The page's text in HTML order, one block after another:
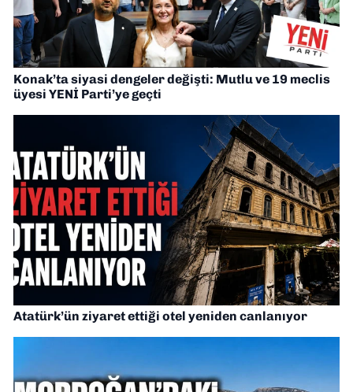
Konak’ta siyasi dengeler değişti: Mutlu ve 19 meclis
üyesi YENİ Parti’ye geçti
Atatürk’ün ziyaret ettiği otel yeniden canlanıyor